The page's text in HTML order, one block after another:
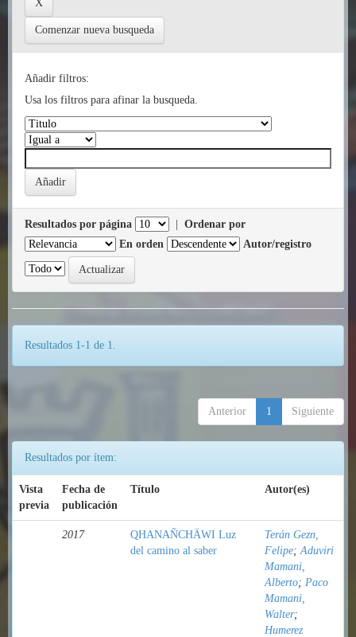
Comenzar nueva busqueda
Añadir filtros:
Usa los filtros para afinar la busqueda.
Resultados por página
Ordenar por
En orden
Autor/registro
Resultados 1-1 de 1.
Anterior 1 Siguiente
Resultados por ítem:
Vista
previa
Fecha de
publicación
Título Autor(es)
2017
QHANAÑCHÄWI Luz
del camino al saber
Terán Gezn,
Felipe;Aduviri
Mamani,
Alberto; Paco
Mamani,
Walter;
Humerez